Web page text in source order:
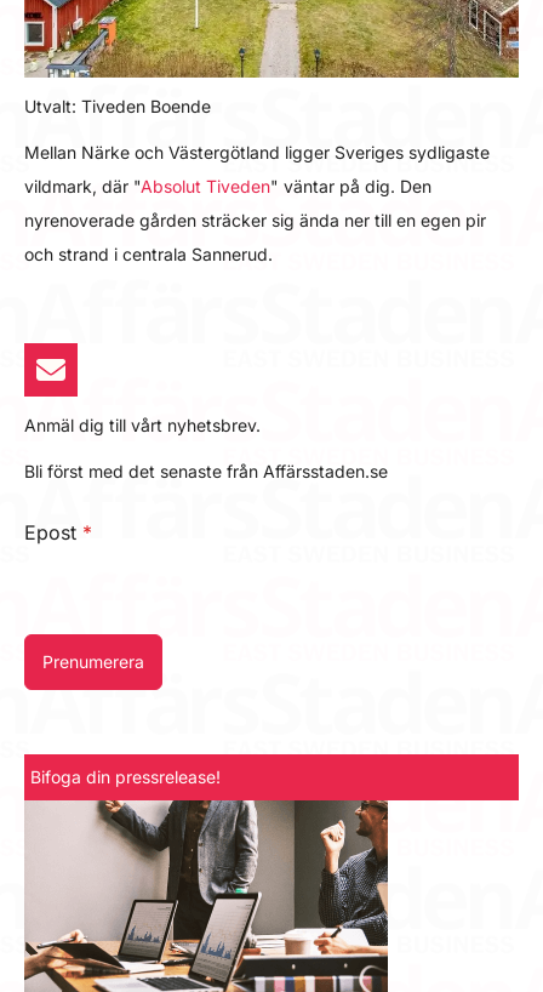
Utvalt: Tiveden Boende
Mellan Närke och Västergötland ligger Sveriges sydligaste
vildmark, där "Absolut Tiveden" väntar på dig. Den
nyrenoverade gården sträcker sig ända ner till en egen pir
och strand i centrala Sannerud.
Anmäl dig till vårt nyhetsbrev.
Bli först med det senaste från Affärsstaden.se
Epost *
Prenumerera
Bifoga din pressrelease!